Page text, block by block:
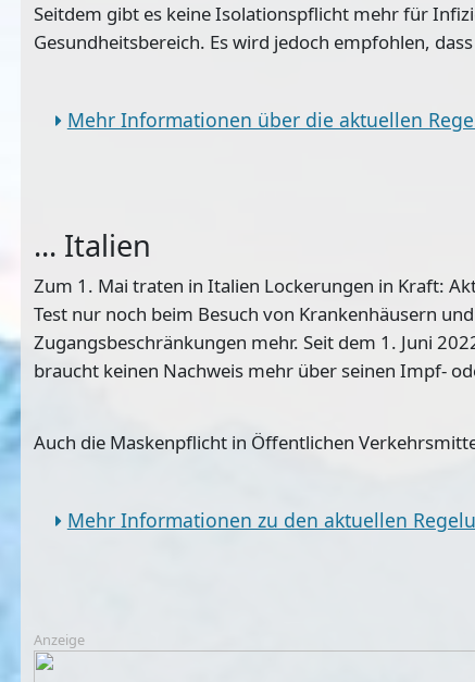
Seitdem gibt es keine Isolationspflicht mehr für
Gesundheitsbereich. Es wird jedoch empfohlen,
Mehr Informationen über die aktuellen
... Italien
Zum 1. Mai traten in Italien Lockerungen in Kraft:
Test nur noch beim Besuch von Krankenhäusern
Zugangsbeschränkungen mehr. Seit dem 1. Juni
braucht keinen Nachweis mehr über seinen Impf-
Auch die Maskenpflicht in Öffentlichen
Mehr Informationen zu den aktuellen
Anzeige